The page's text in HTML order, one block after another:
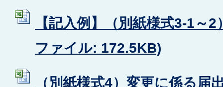
【記入例】（別紙様式3-1～
ファイル: 172.5KB)
（別紙様式4）変更に係る届